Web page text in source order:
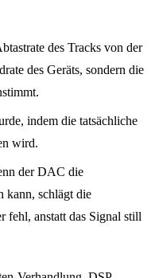
des Tracks von der
des Geräts, sondern die
indem die tatsächliche
wird.
der DAC die
kann, schlägt die
fehl, anstatt das Signal still